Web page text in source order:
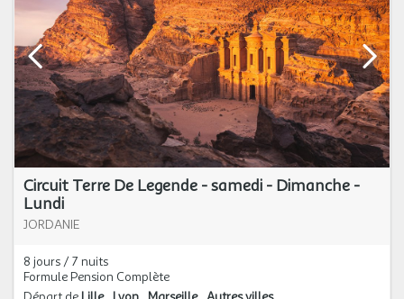
Circuit Terre De Legende - samedi - Dimanche -
Lundi
JORDANIE
8 jours / 7 nuits
Formule Pension Complète